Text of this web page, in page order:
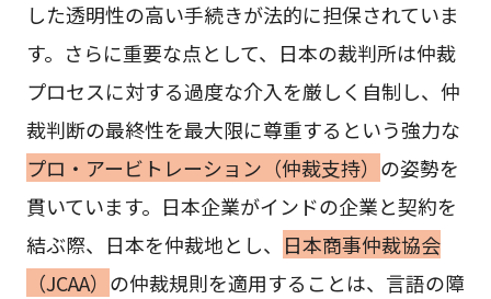
した透明性の高い手続きが法的に担保されていま
す。さらに重要な点として、日本の裁判所は仲裁
プロセスに対する過度な介入を厳しく自制し、仲
裁判断の最終性を最大限に尊重するという強力な
プロ・アービトレーション（仲裁支持） の姿勢を
貫いています。日本企業がインドの企業と契約を
結ぶ際、日本を仲裁地とし、 日本商事仲裁協会
（JCAA） の仲裁規則を適用することは、言語の障